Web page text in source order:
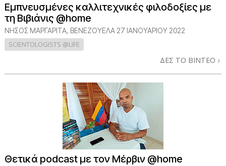
Εμπνευσμένες καλλιτεχνικές φιλοδοξίες με
τη Βιβιάνις @home
ΝΉΣΟΣ ΜΑΡΓΑΡΊΤΑ, ΒΕΝΕΖΟΥΈΛΑ 27 ΙΑΝΟΥΑΡΙΟΥ 2022
SCIENTOLOGISTS @LIFE
ΔΕΣ ΤΟ ΒΙΝΤΕΟ
Θετικά podcast με τον Μέρβιν @home